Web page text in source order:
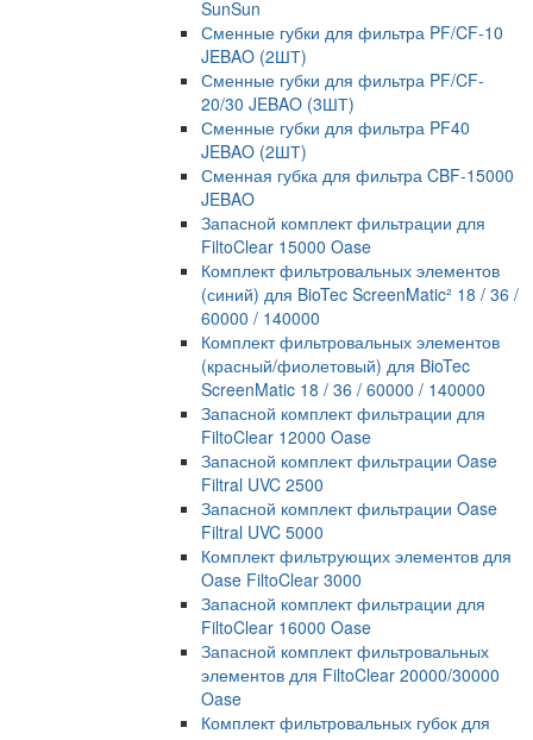
SunSun
Сменные губки для фильтра PF/CF-10
JEBAO (2ШТ)
Сменные губки для фильтра PF/CF-
20/30 JEBAO (3ШТ)
Сменные губки для фильтра PF40
JEBAO (2ШТ)
Сменная губка для фильтра CBF-15000
JEBAO
Запасной комплект фильтрации для
FiltoClear 15000 Oase
Комплект фильтровальных элементов
(синий) для BioTec ScreenMatic² 18 / 36 /
60000 / 140000
Комплект фильтровальных элементов
(красный/фиолетовый) для BioTec
ScreenMatic 18 / 36 / 60000 / 140000
Запасной комплект фильтрации для
FiltoClear 12000 Oase
Запасной комплект фильтрации Oase
Filtral UVC 2500
Запасной комплект фильтрации Oase
Filtral UVC 5000
Комплект фильтрующих элементов для
Oase FiltoClear 3000
Запасной комплект фильтрации для
FiltoClear 16000 Oase
Запасной комплект фильтровальных
элементов для FiltoClear 20000/30000
Oase
Комплект фильтровальных губок для